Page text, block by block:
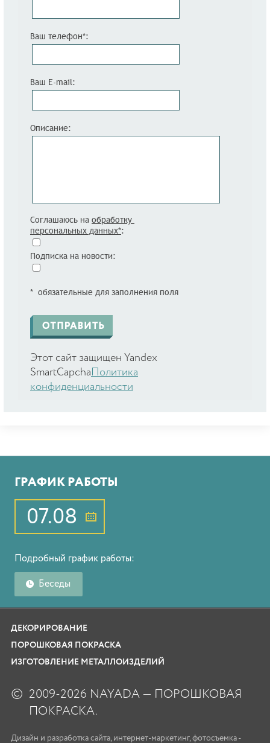
Ваш телефон*:
Ваш E-mail:
Описание:
Соглашаюсь на обработку
персональных данных*:
Подписка на новости:
* обязательные для заполнения поля
Этот сайт защищен Yandex
SmartCapcha Политика
конфиденциальности
ГРАФИК РАБОТЫ
07.08
Подробный график работы:
Беседы
ДЕКОРИРОВАНИЕ
ПОРОШКОВАЯ ПОКРАСКА
ИЗГОТОВЛЕНИЕ МЕТАЛЛОИЗДЕЛИЙ
© 2009-2026 NAYADA — ПОРОШКОВАЯ
ПОКРАСКА.
Дизайн и разработка сайта, интернет-маркетинг,фотосъемка -